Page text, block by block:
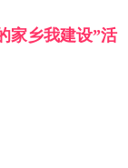
家乡我建设”活